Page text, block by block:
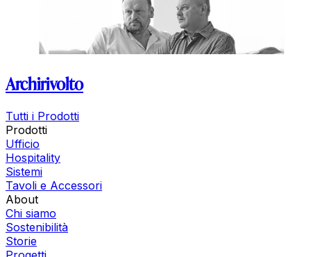
Archirivolto
Tutti i Prodotti
Prodotti
Ufficio
Hospitality
Sistemi
Tavoli e Accessori
About
Chi siamo
Sostenibilità
Storie